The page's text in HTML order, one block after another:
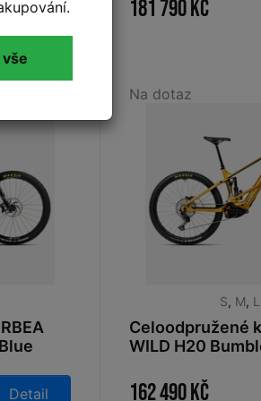
Detail 181 790 Kč
Detail
Na dotaz
S, M, L
Celoodpružené
WILD H20
2026
162 490 Kč